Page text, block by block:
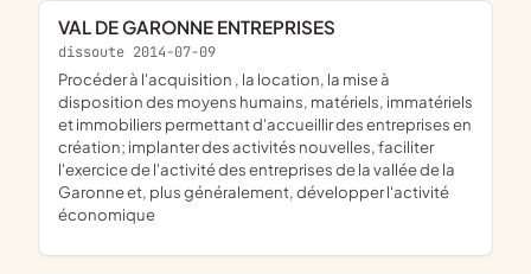
VAL DE GARONNE ENTREPRISES
dissoute 2014-07-09
procéder à l'acquisition , la location, la mise à
disposition des moyens humains, matériels, immatériels
et immobiliers permettant d'accueillir des entreprises en
création; implanter des activités nouvelles, faciliter
l'exercice de l'activité des entreprises de la vallée de la
Garonne et, plus généralement, développer l'activité
économique